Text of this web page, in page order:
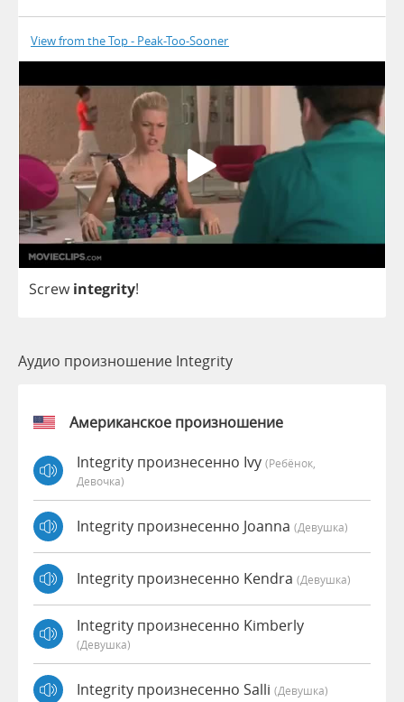
View from the Top - Peak-Too-Sooner
Screw integrity!
Аудио произношение Integrity
Американское произношение
Integrity произнесенно Ivy (Ребёнок,
Девочка)
Integrity произнесенно Joanna (девушка)
Integrity произнесенно Kendra (девушка)
Integrity произнесенно Kimberly
(девушка)
Integrity произнесенно Salli (девушка)